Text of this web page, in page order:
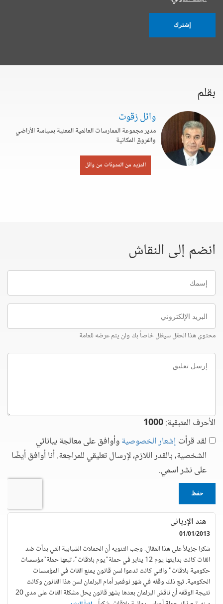
إشترك
بقلم
وائل زقوت
مدير مجموعة الممارسات العالمية المعنية بسياسة الأراضي
والفروق المكانية
المزيد من المدونات من وائل
انضم إلى النقاش
إسمك
البريد
الإلكتروني
محتوى هذا الحقل سيظل خاصاً بك ولن يتم عرضه للعامة
إرسل
تعليق
الأحرف المتبقية:1000
لقد قرأت إشعار الخصوصيةوأوافق على معالجة بياناتي
الشخصية، بالقدر اللازم، لإرسال تعليقي للمراجعة. أنا أوافق أيضًا
على نشر اسمي.
حفظ
هند الإرياني
01/01/2013
شكرا جزيلاً على هذا المقال. وجب التنويه أن الحملات الشبابية التي بدأت ضد
القات كانت بدايتها يوم 12 يناير في حملة"يوم بلاقات"، تبعها حملة"مؤسسات
حكومية بلاقات" والتي كانت تدعوا لسن قانون يمنع القات في المؤسسات
الحكومية. تبع ذلك وقفه في شهر نوفمبر أمام البرلمان لسن هذا القانون وكانت
نتيجة الوقفه أن ناقش البرلمان بعدها بشهر قانون يحل مشكلة القات على مدى 20